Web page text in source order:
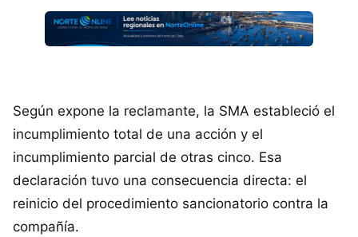
Según expone la reclamante, la SMA estableció el
incumplimiento total de una acción y el
incumplimiento parcial de otras cinco. Esa
declaración tuvo una consecuencia directa: el
reinicio del procedimiento sancionatorio contra la
compañía.